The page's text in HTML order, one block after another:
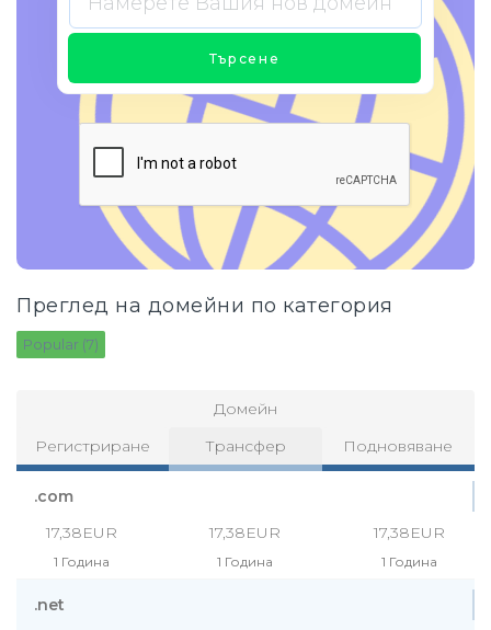
Търсене
Преглед на домейни по категория
Popular (7)
Домейн
Регистриране
Трансфер Подновяване
.com
17,38EUR
1 Година
17,38EUR
1 Година
17,38EUR
1 Година
.net